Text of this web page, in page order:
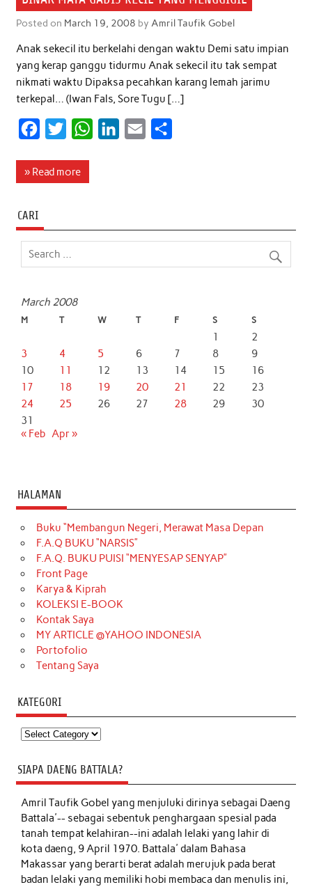
Posted on March 19, 2008 by Amril Taufik Gobel
Anak sekecil itu berkelahi dengan waktu Demi satu impian
yang kerap ganggu tidurmu Anak sekecil itu tak sempat
nikmati waktu Dipaksa pecahkan karang lemah jarimu
terkepal… (Iwan Fals, Sore Tugu […]
c
o
o
i
e
W
A
d
» Read more
CARI
March 2008
M T W T F S S
1
2
3
4 5 6 7 8
9
10
11 12 13 14 15
16
17
18 19 20 21 22
23
24
25 26 27 28 29
30
31
« Feb Apr »
HALAMAN
Buku “Membangun Negeri, Merawat Masa Depan
F.A.Q BUKU “NARSIS”
F.A.Q. BUKU PUISI “MENYESAP SENYAP”
Front Page
Karya & Kiprah
KOLEKSI E-BOOK
Kontak Saya
MY ARTICLE @YAHOO INDONESIA
Portofolio
Tentang Saya
KATEGORI
Kategori
SIAPA DAENG BATTALA?
Amril Taufik Gobelyang menjuluki dirinya sebagai Daeng
Battala'-- sebagai sebentuk penghargaan spesial pada
tanah tempat kelahiran--ini adalah lelaki yang lahir di
kota daeng, 9 April 1970. Battala' dalam Bahasa
Makassar yang berarti berat adalah merujuk pada berat
badan lelaki yang memiliki hobi membaca dan menulis ini,